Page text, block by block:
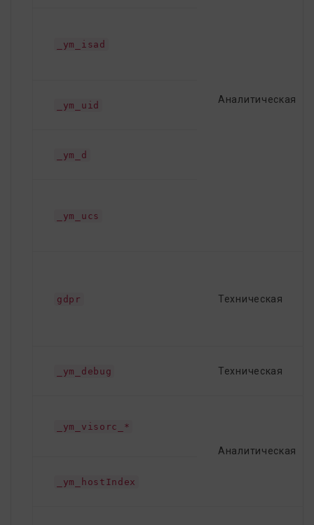
Аналитическая
_ym_isad
_ym_uid
_ym_d
_ym_ucs
gdpr Техническая
_ym_debug Техническая
_ym_visorc_*
Аналитическая
_ym_hostIndex